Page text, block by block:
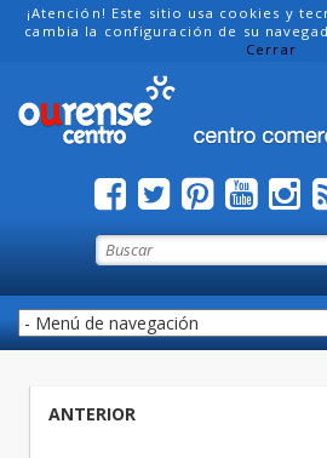
¡Atención! Este sitio usa cookies y
cambia la configuración de su
Cerrar
ANTERIOR